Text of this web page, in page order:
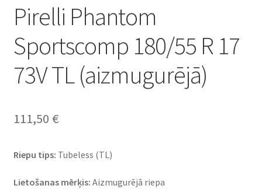
Pirelli Phantom
Sportscomp 180/55 R 17
73V TL (aizmugurējā)
111,50 €
Riepu tips: Tubeless (TL)
Lietošanas mērķis: Aizmugurējā riepa